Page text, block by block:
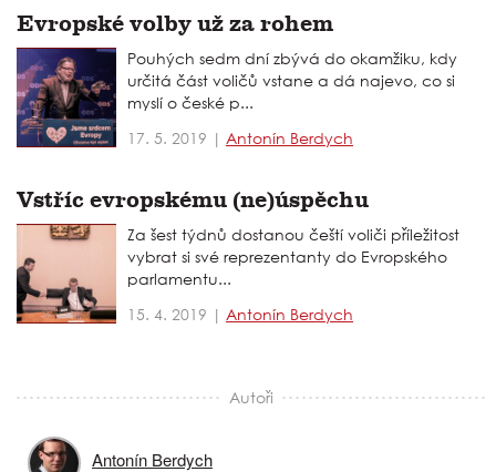
Evropské volby už za rohem
Pouhých sedm dní zbývá do okamžiku, kdy
určitá část voličů vstane a dá najevo, co si
myslí o české p...
17. 5. 2019 | Antonín Berdych
Vstříc evropskému (ne)úspěchu
Za šest týdnů dostanou čeští voliči příležitost
vybrat si své reprezentanty do Evropského
parlamentu...
15. 4. 2019 | Antonín Berdych
Autoři
Antonín Berdych